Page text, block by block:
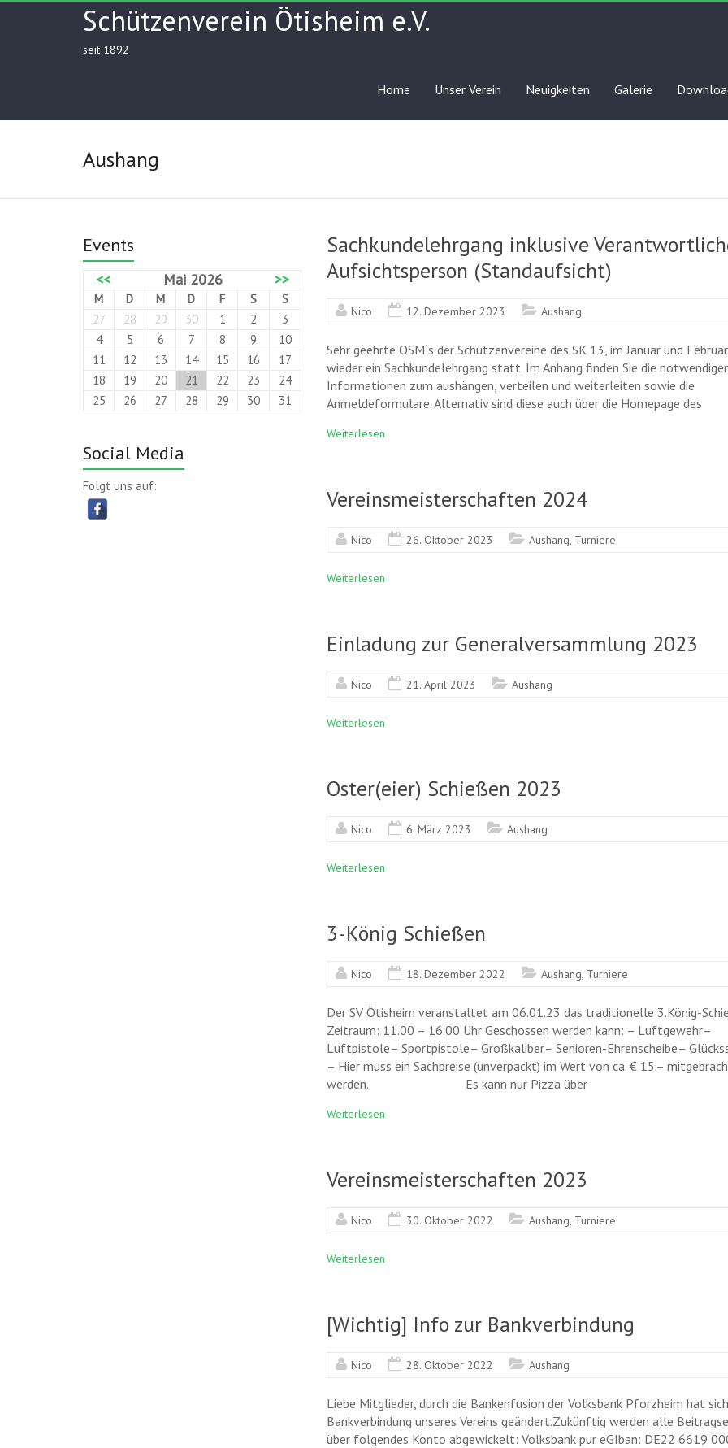
Schützenverein Ötisheim e.V.
seit 1892
Home Unser Verein Neuigkeiten Galerie
Aushang
Sachkundelehrgang inklusive
Aufsichtsperson (Standaufsicht)
Nico 12. Dezember 2023 Aushang
Sehr geehrte OSM`s der Schützenvereine des SK 13, im Januar und
wieder ein Sachkundelehrgang statt. Im Anhang finden Sie die
Informationen zum aushängen, verteilen und weiterleiten sowie die
Anmeldeformulare. Alternativ sind diese auch über die Homepage des
Weiterlesen
Vereinsmeisterschaften 2024
Nico 26. Oktober 2023 Aushang, Turniere
Weiterlesen
Einladung zur Generalversammlung 2023
Nico 21. April 2023 Aushang
Weiterlesen
Oster(eier) Schießen 2023
Nico 6. März 2023 Aushang
Weiterlesen
3-König Schießen
Nico 18. Dezember 2022 Aushang, Turniere
Der SV Ötisheim veranstaltet am 06.01.23 das traditionelle 3.König-
Zeitraum: 11.00 – 16.00 Uhr Geschossen werden kann: – Luftgewehr–
Luftpistole– Sportpistole– Großkaliber– Senioren-Ehrenscheibe–
– Hier muss ein Sachpreise (unverpackt) im Wert von ca. € 15.–
werden. Es kann nur Pizza über
Weiterlesen
Vereinsmeisterschaften 2023
Nico 30. Oktober 2022 Aushang, Turniere
Weiterlesen
[Wichtig] Info zur Bankverbindung
Nico 28. Oktober 2022 Aushang
Liebe Mitglieder, durch die Bankenfusion der Volksbank Pforzheim hat
Bankverbindung unseres Vereins geändert.Zukünftig werden alle
über folgendes Konto abgewickelt: Volksbank pur eGIban: DE22 6619
Events
<< Mai 2026 >>
M D M D F S
S
27
28 29 30 1 2
3
4
5 6 7 8 9
10
11
12 13 14 15 16
17
18
19 20 21 22 23
24
25
26 27 28 29 30 31
Social Media
Folgt uns auf: